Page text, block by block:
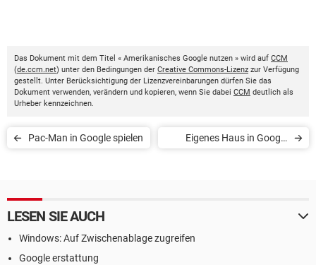
Das Dokument mit dem Titel « Amerikanisches Google nutzen » wird auf CCM
(de.ccm.net) unter den Bedingungen der Creative Commons-Lizenz zur Verfügung
gestellt. Unter Berücksichtigung der Lizenzvereinbarungen dürfen Sie das
Dokument verwenden, verändern und kopieren, wenn Sie dabei CCM deutlich als
Urheber kennzeichnen.
Pac-Man in Google spielen
Eigenes Haus in Google
LESEN SIE AUCH
Windows: Auf Zwischenablage zugreifen
Google erstattung